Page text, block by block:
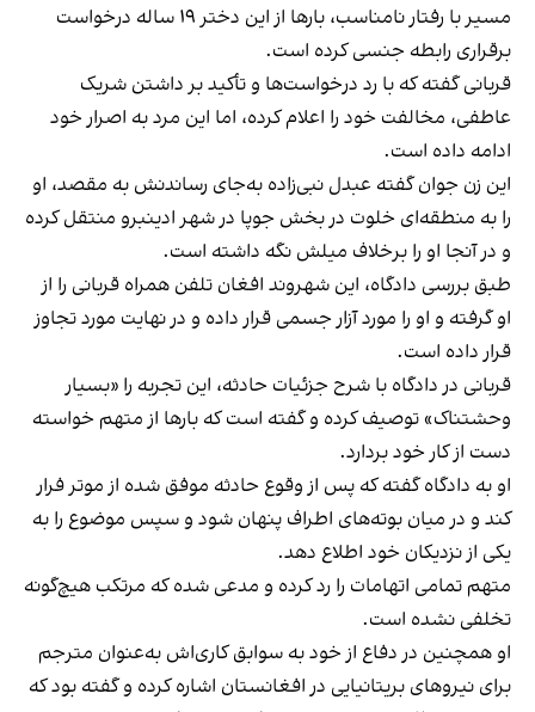
مسیر با رفتار نامناسب، بارها از این دختر ۱۹ ساله درخواست
برقراری رابطه جنسی کرده است.
قربانی گفته که با رد درخواست‌ها و تأکید بر داشتن شریک
عاطفی، مخالفت خود را اعلام کرده، اما این مرد به اصرار خود
ادامه داده است.
این زن جوان گفته عبدل نبی‌زاده به‌جای رساندنش به مقصد، او
را به منطقه‌ای خلوت در بخش جوپا در شهر ادینبرو منتقل کرده
و در آنجا او را برخلاف میلش نگه داشته است.
طبق بررسی دادگاه، این شهروند افغان تلفن همراه قربانی را از
او گرفته و او را مورد آزار جسمی قرار داده و در نهایت مورد تجاوز
قرار داده است.
قربانی در دادگاه با شرح جزئیات حادثه، این تجربه را «بسیار
وحشتناک» توصیف کرده و گفته است که بارها از متهم خواسته
دست از کار خود بردارد.
او به دادگاه گفته که پس از وقوع حادثه موفق شده از موتر فرار
کند و در میان بوته‌های اطراف پنهان شود و سپس موضوع را به
یکی از نزدیکان خود اطلاع دهد.
متهم تمامی اتهامات را رد کرده و مدعی شده که مرتکب هیچ‌گونه
تخلفی نشده است.
او همچنین در دفاع از خود به سوابق کاری‌اش به‌عنوان مترجم
برای نیروهای بریتانیایی در افغانستان اشاره کرده و گفته بود که